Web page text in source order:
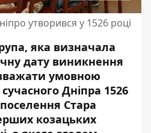
утворився у 1526 році
яка визначала
дату виникнення
умовною
Дніпра 1526
поселення Стара
козацьких